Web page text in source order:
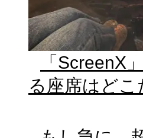
「ScreenX
る座席はどこ